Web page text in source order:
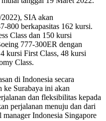
SIA akan
800 berkapasitas 162 kursi.
Class dan 150 kursi
777-300ER dengan
kursi First Class, 48 kursi
Class.
di Indonesia secara
ke Surabaya ini akan
dan fleksibilitas kepada
perjalanan menuju dan dari
Indonesia Singapore